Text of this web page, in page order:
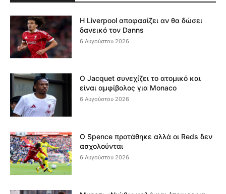
Η Liverpool αποφασίζει αν θα δώσει
δανεικό τον Danns
6 Αυγούστου 2026
Ο Jacquet συνεχίζει το ατομικό και
είναι αμφίβολος για Monaco
6 Αυγούστου 2026
Ο Spence προτάθηκε αλλά οι Reds δεν
ασχολούνται
6 Αυγούστου 2026